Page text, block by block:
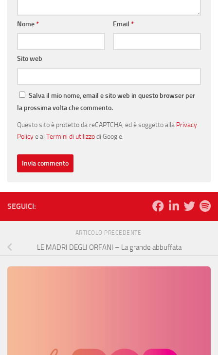
Nome* Email *
Sito web
Salva il mio nome, email e sito web in questo browser per
la prossima volta che commento.
Questo sito è protetto da reCAPTCHA, ed è soggetto alla Privacy
Policye ai Termini di utilizzodi Google.
SEGUICI:
ARTICOLO PRECEDENTE
LE MADRI DEGLI ORFANI – La grande abbuffata